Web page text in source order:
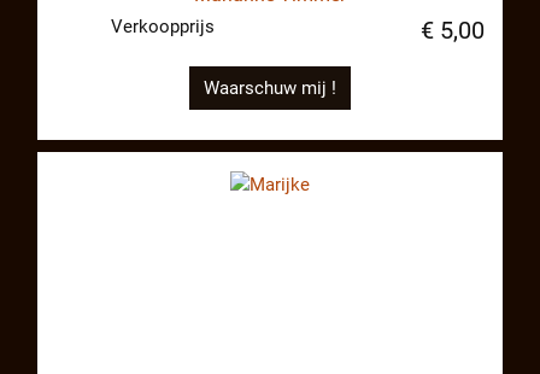
Verkoopprijs € 5,00
Waarschuw mij !